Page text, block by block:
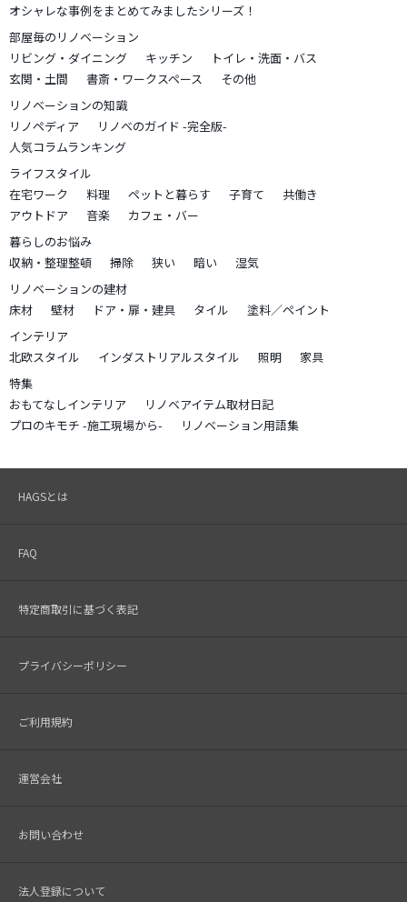
オシャレな事例をまとめてみましたシリーズ！
部屋毎のリノベーション
リビング・ダイニング
キッチン
トイレ・洗面・バス
玄関・土間
書斎・ワークスペース
その他
リノベーションの知識
リノペディア
リノベのガイド -完全版-
人気コラムランキング
ライフスタイル
在宅ワーク
料理 ペットと暮らす 子育て
共働き
アウトドア
音楽
カフェ・バー
暮らしのお悩み
収納・整理整頓
掃除 狭い 暗い
湿気
リノベーションの建材
床材
壁材 ドア・扉・建具 タイル
塗料／ペイント
インテリア
北欧スタイル
インダストリアルスタイル 照明
家具
特集
おもてなしインテリア
リノベアイテム取材日記
プロのキモチ -施工現場から-
リノベーション用語集
HAGSとは
FAQ
特定商取引に基づく表記
プライバシーポリシー
ご利用規約
運営会社
お問い合わせ
法人登録について